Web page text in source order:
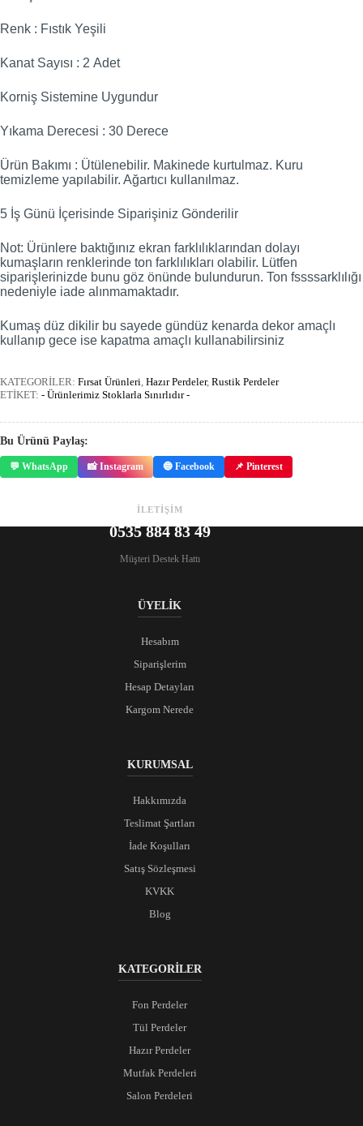
Renk : Fıstık Yeşili
Kanat Sayısı : 2 Adet
Korniş Sistemine Uygundur
Yıkama Derecesi : 30 Derece
Ürün Bakımı : Ütülenebilir. Makinede kurtulmaz. Kuru
temizleme yapılabilir. Ağartıcı kullanılmaz.
5 İş Günü İçerisinde Siparişiniz Gönderilir
Not: Ürünlere baktığınız ekran farklılıklarından dolayı
kumaşların renklerinde ton farklılıkları olabilir. Lütfen
siparişlerinizde bunu göz önünde bulundurun. Ton fssssarklılığı
nedeniyle iade alınmamaktadır.
Kumaş düz dikilir bu sayede gündüz kenarda dekor amaçlı
kullanıp gece ise kapatma amaçlı kullanabilirsiniz
KATEGORİLER: Fırsat Ürünleri, Hazır Perdeler, Rustik Perdeler
ETİKET: - Ürünlerimiz Stoklarla Sınırlıdır -
Bu Ürünü Paylaş:
💬 WhatsApp 📸 Instagram 🔵 Facebook 📌 Pinterest
İLETİŞİM
0535 884 83 49
Müşteri Destek Hattı
ÜYELİK
Hesabım
Siparişlerim
Hesap Detayları
Kargom Nerede
KURUMSAL
Hakkımızda
Teslimat Şartları
İade Koşulları
Satış Sözleşmesi
KVKK
Blog
KATEGORİLER
Fon Perdeler
Tül Perdeler
Hazır Perdeler
Mutfak Perdeleri
Salon Perdeleri